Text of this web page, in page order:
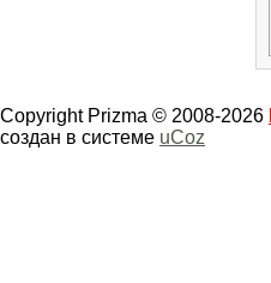
Copyright Prizma © 2008-2026
создан в системе uCoz